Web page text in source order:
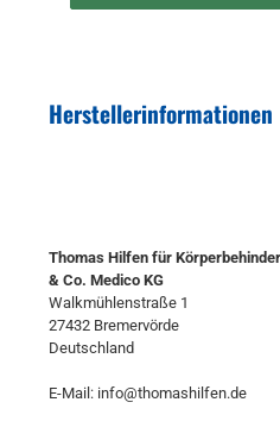
Herstellerinformationen
Thomas Hilfen für
& Co. Medico KG
Walkmühlenstraße 1
27432 Bremervörde
Deutschland
E-Mail: info@thomashilfen.de